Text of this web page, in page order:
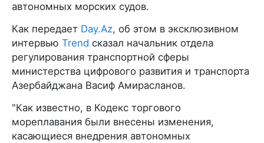
автономных морских судов.
Как передает Day.Az, об этом в эксклюзивном
интервью Trend сказал начальник отдела
регулирования транспортной сферы
министерства цифрового развития и транспорта
Азербайджана Васиф Амирасланов.
"Как известно, в Кодекс торгового
мореплавания были внесены изменения,
касающиеся внедрения автономных